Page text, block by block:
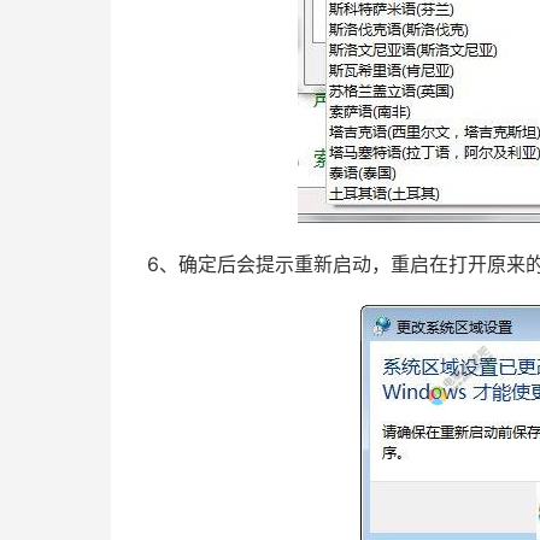
6、确定后会提示重新启动，重启在打开原来